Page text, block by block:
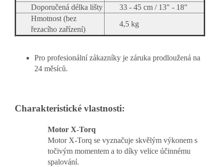
Doporučená délka lišty
33 - 45 cm / 13" - 18"
Hmotnost (bez
řezacího zařízení)
4,5 kg
Pro profesionální zákazníky je záruka prodloužená na
24 měsíců.
Charakteristické vlastnosti:
Motor X-Torq
Motor X-Torq se vyznačuje skvělým výkonem s
točivým momentem a to díky velice účinnému
spalování.